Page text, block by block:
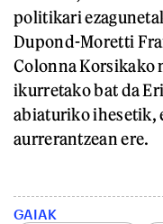
politikari
Dupond-Moretti
Colonna Korsikako
ikurretako bat da
abiaturiko ihesetik,
aurrerantzean ere.
GAIAK